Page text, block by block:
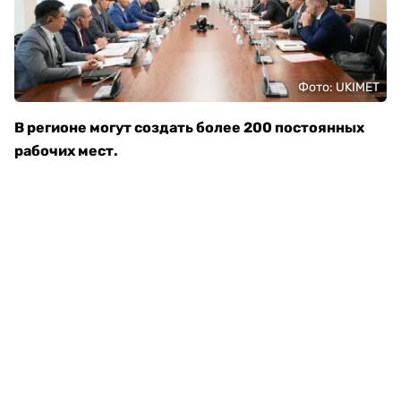
Фото: UKIMET
В регионе могут создать более 200 постоянных
рабочих мест.